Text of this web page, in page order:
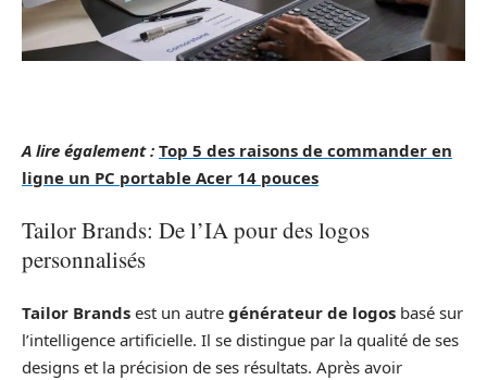
A lire également : Top 5 des raisons de commander en
ligne un PC portable Acer 14 pouces
Tailor Brands: De l’IA pour des logos
personnalisés
Tailor Brands est un autre générateur de logos basé sur
l’intelligence artificielle. Il se distingue par la qualité de ses
designs et la précision de ses résultats. Après avoir